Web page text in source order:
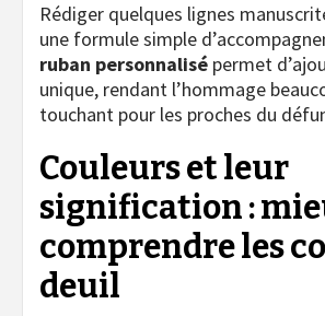
Rédiger quelques lignes
une formule simple
ruban personnalisé permet
unique, rendant l’hommage
touchant pour les proches du
Couleurs et leur
signification :
comprendre les
deuil